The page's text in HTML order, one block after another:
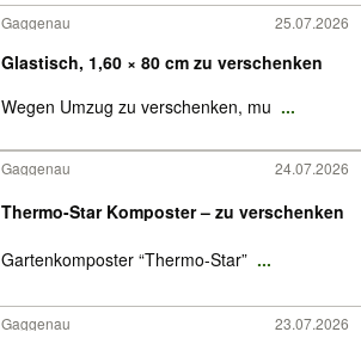
Gaggenau 25.07.2026
Glastisch, 1,60 × 80 cm zu verschenken
Wegen Umzug zu verschenken, mu ...
Gaggenau 24.07.2026
Thermo-Star Komposter – zu verschenken
Gartenkomposter “Thermo-Star” ...
Gaggenau 23.07.2026